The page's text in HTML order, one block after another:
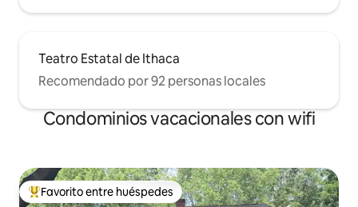
Teatro Estatal de Ithaca
Recomendado por 92 personas locales
Condominios vacacionales con wifi
Favorito entre huéspedes preferido
Favorito entre huéspedes